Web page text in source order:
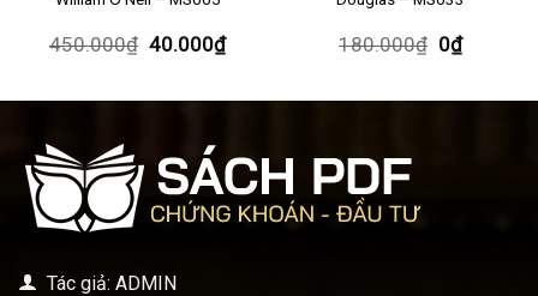
450.000₫ 40.000₫ 180.000₫ 0₫
Tác giả: ADMIN